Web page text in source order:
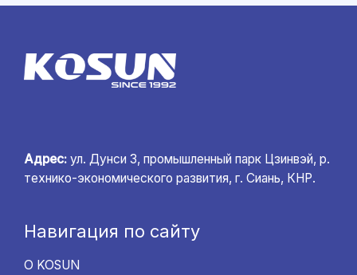
Адрес: ул. Дунси 3, промышленный парк Цзинвэй, р.
технико-экономического развития, г. Сиань, КНР.
Навигация по сайту
О KOSUN